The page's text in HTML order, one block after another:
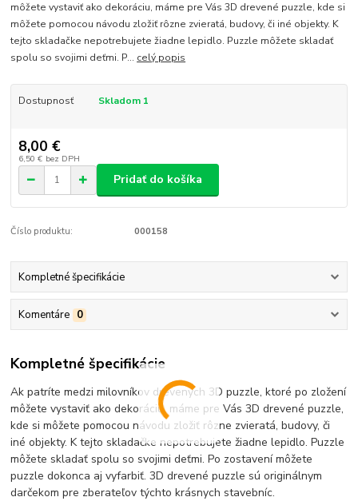
môžete vystaviť ako dekoráciu, máme pre Vás 3D drevené puzzle, kde si
môžete pomocou návodu zložiť rôzne zvieratá, budovy, či iné objekty. K
tejto skladačke nepotrebujete žiadne lepidlo. Puzzle môžete skladať
spolu so svojimi deťmi. P... celý popis
Dostupnosť Skladom 1
8,00 €
6,50 € bez DPH
Pridať do košíka
Číslo produktu: 000158
Kompletné špecifikácie
Komentáre 0
Kompletné špecifikácie
Ak patríte medzi milovníkov drevených 3D puzzle, ktoré po zložení
môžete vystaviť ako dekoráciu, máme pre Vás 3D drevené puzzle,
kde si môžete pomocou návodu zložiť rôzne zvieratá, budovy, či
iné objekty. K tejto skladačke nepotrebujete žiadne lepidlo. Puzzle
môžete skladať spolu so svojimi deťmi. Po zostavení môžete
puzzle dokonca aj vyfarbiť. 3D drevené puzzle sú originálnym
darčekom pre zberateľov týchto krásnych stavebníc.